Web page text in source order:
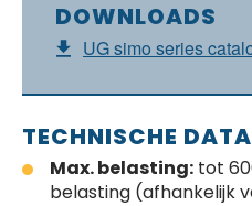
DOWNLOADS
UG simo series
TECHNISCHE DATA
Max. belasting: tot
belasting (afhankelijk